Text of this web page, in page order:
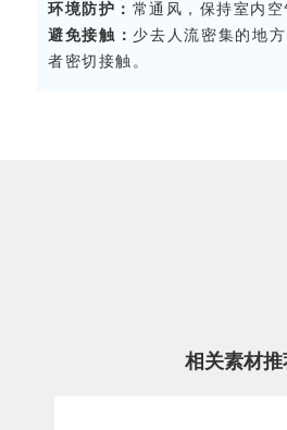
环境防护： 常通风，保持室内空
避免接触： 少去人流密集的地
者密切接触。
相关素材推